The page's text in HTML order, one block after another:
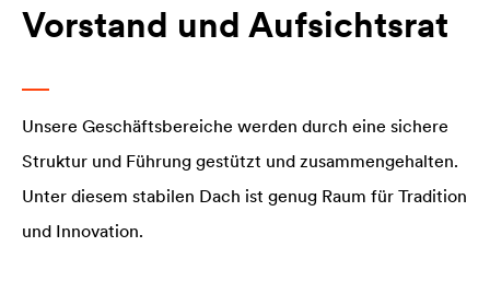
Vorstand und Aufsichtsrat
Unsere Geschäftsbereiche werden durch eine sichere
Struktur und Führung gestützt und zusammengehalten.
Unter diesem stabilen Dach ist genug Raum für Tradition
und Innovation.